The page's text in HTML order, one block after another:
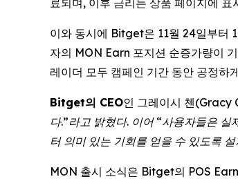
이와 동시에 Bitget은 11월 24일부터
자의 MON Earn 포지션 순증가량이
레이더 모두 캠페인 기간 동안 공정하
Bitget의 CEO인 그레이시 첸(Gracy
다.”라고 밝혔다. 이어 “사용자들은
터 의미 있는 기회를 얻을 수 있도록
MON 출시 소식은 Bitget의 POS